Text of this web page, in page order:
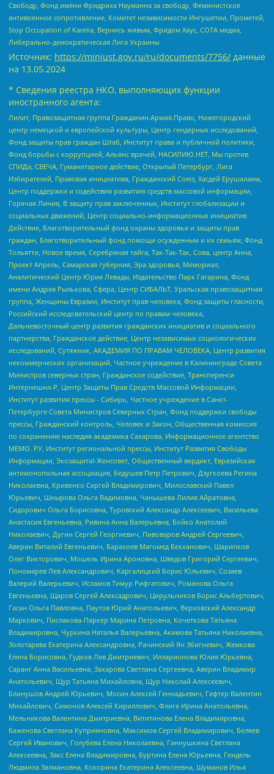
Свободу, Фонд имени Фридриха Науманна за свободу, Феминистское
антивоенное сопротивление, Комитет независимости Ингушетии, Прометей,
Stop Occupation of Karelia, Вернись живым, Фридом Хаус, СОТА медиа,
Либерально-демократическая Лига Украины
Источник: https://minjust.gov.ru/ru/documents/7756/ данные
на 13.05.2024
* Сведения реестра НКО, выполняющих функции
иностранного агента:
Лилит, Правозащитная группа Гражданин.Армия.Право, Нижегородский
центр немецкой и европейской культуры, Центр гендерных исследований,
Фонд защиты прав граждан Штаб, Институт права и публичной политики,
Фонд борьбы с коррупцией, Альянс врачей, НАСИЛИЮ.НЕТ, Мы против
СПИДа, СВЕЧА, Гуманитарное действие, Открытый Петербург, Лига
Избирателей, Правовая инициатива, Гражданский Союз, Хасдей Ерушалаим,
Центр поддержки и содействия развитию средств массовой информации,
Горячая Линия, В защиту прав заключенных, Институт глобализации и
социальных движений, Центр социально-информационных инициатив
Действие, Благотворительный фонд охраны здоровья и защиты прав
граждан, Благотворительный фонд помощи осужденным и их семьям, Фонд
Тольятти, Новое время, Серебряная тайга, Так-Так-Так, Сова, центр Анна,
Проект Апрель, Самарская губерния, Эра здоровья, Мемориал,
Аналитический Центр Юрия Левады, Издательство Парк Гагарина, Фонд
имени Андрея Рылькова, Сфера, Центр СИБАЛЬТ, Уральская правозащитная
группа, Женщины Евразии, Институт прав человека, Фонд защиты гласности,
Российский исследовательский центр по правам человека,
Дальневосточный центр развития гражданских инициатив и социального
партнерства, Гражданское действие, Центр независимых социологических
исследований, Сутяжник, АКАДЕМИЯ ПО ПРАВАМ ЧЕЛОВЕКА, Центр развития
некоммерческих организаций, Частное учреждение в Калининграде Совета
Министров северных стран, Гражданское содействие, Трансперенси
Интернешнл-Р, Центр Защиты Прав Средств Массовой Информации,
Институт развития прессы - Сибирь, Частное учреждение в Санкт-
Петербурге Совета Министров Северных Стран, Фонд поддержки свободы
прессы, Гражданский контроль, Человек и Закон, Общественная комиссия
по сохранению наследия академика Сахарова, Информационное агентство
МЕМО. РУ, Институт региональной прессы, Институт Развития Свободы
Информации, Экозащита!-Женсовет, Общественный вердикт, Евразийская
антимонопольная ассоциация, Бедушев Петр Петрович, Дзугкоева Регина
Николаевна, Кривенко Сергей Владимирович, Милославский Павел
Юрьевич, Шнырова Ольга Вадимовна, Чанышева Лилия Айратовна,
Сидорович Ольга Борисовна, Туровский Александр Алексеевич, Васильева
Анастасия Евгеньевна, Ривина Анна Валерьевна, Бойко Анатолий
Николаевич, Дугин Сергей Георгиевич, Пивоваров Андрей Сергеевич,
Аверин Виталий Евгеньевич, Барахоев Магомед Бекханович, Шарипков
Олег Викторович, Мошель Ирина Ароновна, Шведов Григорий Сергеевич,
Пономарев Лев Александрович, Каргалицкий Борис Юльевич, Созаев
Валерий Валерьевич, Исламов Тимур Рифгатович, Романова Ольга
Евгеньевна, Щаров Сергей Алексадрович, Цирульников Борис Альбертович,
Гасан Ольга Павловна, Паутов Юрий Анатольевич, Верховский Александр
Маркович, Пислакова-Паркер Марина Петровна, Кочеткова Татьяна
Владимировна, Чуркина Наталья Валерьевна, Акимова Татьяна Николаевна,
Золотарева Екатерина Александровна, Рачинский Ян Збигневич, Жемкова
Елена Борисовна, Гудков Лев Дмитриевич, Илларионова Юлия Юрьевна,
Саранг Анна Васильевна, Захарова Светлана Сергеевна, Аверин Владимир
Анатольевич, Щур Татьяна Михайловна, Щур Николай Алексеевич,
Блинушов Андрей Юрьевич, Мосин Алексей Геннадьевич, Гефтер Валентин
Михайлович, Симонов Алексей Кириллович, Флиге Ирина Анатольевна,
Мельникова Валентина Дмитриевна, Вититинова Елена Владимировна,
Баженова Светлана Куприяновна, Максимов Сергей Владимирович, Беляев
Сергей Иванович, Голубева Елена Николаевна, Ганнушкина Светлана
Алексеевна, Закс Елена Владимировна, Буртина Елена Юрьевна, Гендель
Людмила Залмановна, Кокорина Екатерина Алексеевна, Шуманов Илья